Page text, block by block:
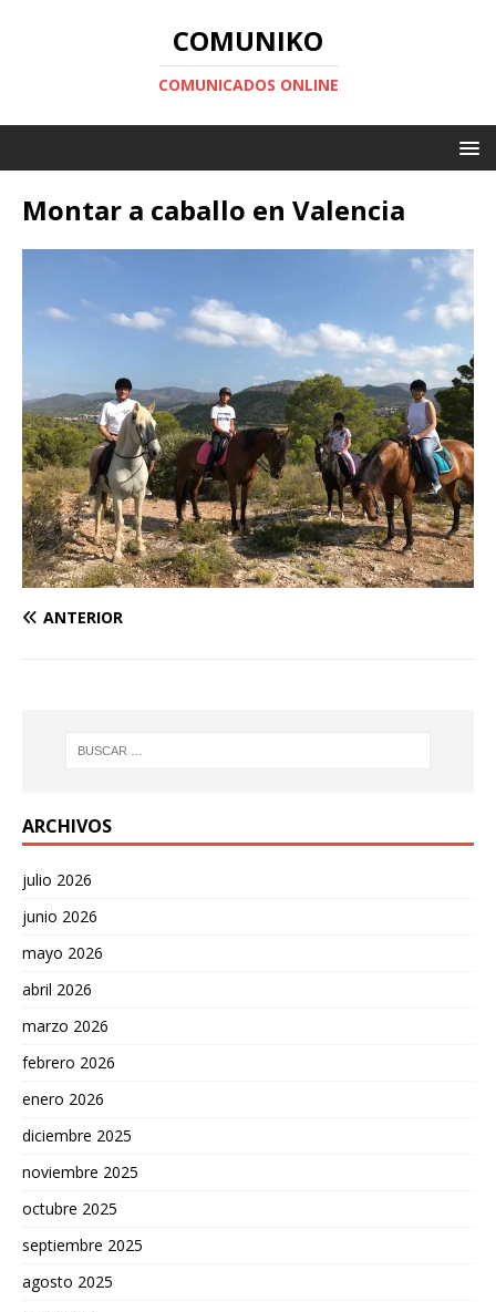
COMUNIKO
COMUNICADOS ONLINE
Montar a caballo en Valencia
ANTERIOR
ARCHIVOS
julio 2026
junio 2026
mayo 2026
abril 2026
marzo 2026
febrero 2026
enero 2026
diciembre 2025
noviembre 2025
octubre 2025
septiembre 2025
agosto 2025